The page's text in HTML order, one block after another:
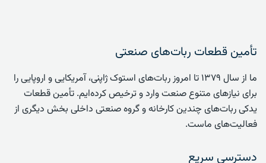
تأمین قطعات ربات‌های صنعتی
ما از سال ۱۳۷۹ تا امروز ربات‌های استوک ژاپنی، آمریکایی و اروپایی را
برای نیازهای متنوع صنعت وارد و ترخیص کرده‌ایم. تأمین قطعات
یدکی ربات‌های چندین کارخانه و گروه صنعتی داخلی بخش دیگری از
فعالیت‌های ماست.
دسترسی سریع